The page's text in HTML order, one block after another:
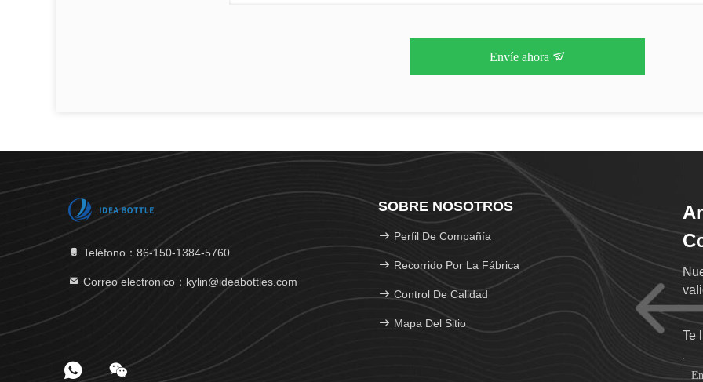
Envíe ahora
Teléfono：86-150-1384-5760
Correo electrónico：kylin@ideabottles.com
SOBRE NOSOTROS
Perfil De Compañía
Recorrido Por La Fábrica
Control De Calidad
Mapa Del Sitio
Te